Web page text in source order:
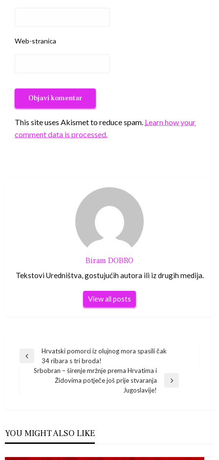
Web-stranica
This site uses Akismet to reduce spam. Learn how your
comment data is processed.
Biram DOBRO
Tekstovi Uredništva, gostujućih autora ili iz drugih medija.
View all posts
Navigacija
objava
Previous
Hrvatski pomorci iz olujnog mora spasili čak
34 ribara s tri broda!
Srbobran – širenje mržnje prema Hrvatima i
Židovima potječe još prije stvaranja
Jugoslavije!
YOU MIGHT ALSO LIKE